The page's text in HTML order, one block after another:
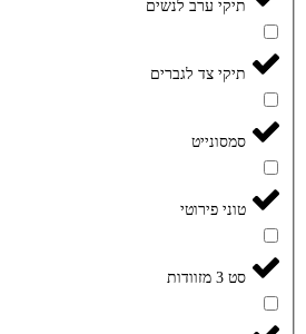
תיקי ערב לנשים
תיקי צד לגברים
סמסונייט
טוני פירוטי
סט 3 מזוודות